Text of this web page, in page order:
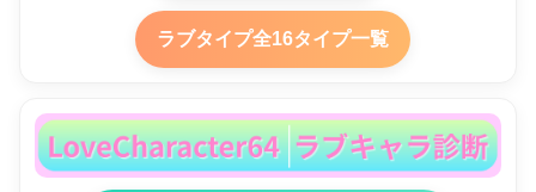
ラブタイプ全16タイプ一覧